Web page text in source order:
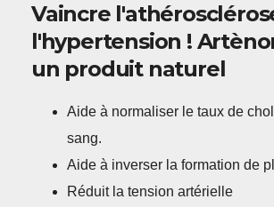
Vaincre
l'hypertension !
un produit naturel
Aide à normaliser le taux de
sang.
Aide à inverser la formation de
Réduit la tension artérielle